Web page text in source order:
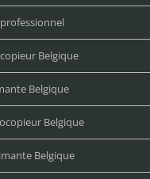
Belgique
Belgique
Belgique
Belgique